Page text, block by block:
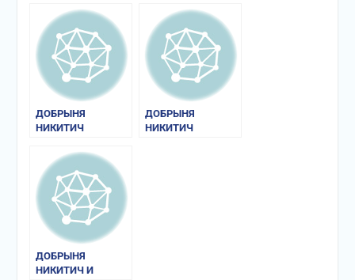
ДОБРЫНЯ
НИКИТИЧ
ДОБРЫНЯ
НИКИТИЧ
ДОБРЫНЯ
НИКИТИЧ И